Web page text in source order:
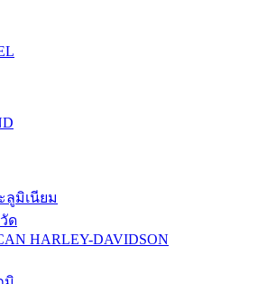
ลูมิเนียม
ด
HARLEY-DAVIDSON